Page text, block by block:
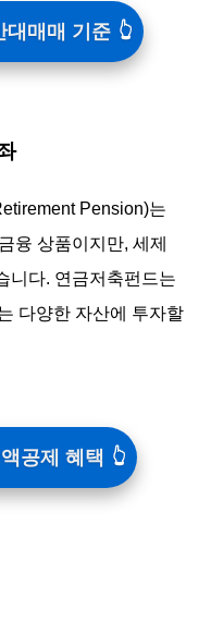
대매매 기준
Pension)는
융 상품이지만, 세제
니다. 연금저축펀드는
다양한 자산에 투자할
공제 혜택